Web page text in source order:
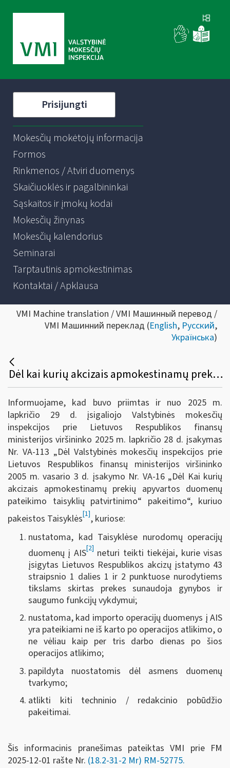
Prisijungti
Mokesčių mokėtojų informacija
Formos
Rinkmenos / Atviri duomenys
Skaičiuoklės ir pagalbininkai
Sąskaitos ir įmokų kodai
Mokesčių žinynas
Mokesčių kalendorius
Seminarai
Tarptautinis apmokestinimas
Kontaktai / Apklausa
VMI Machine translation / VMI Машинный перевод /
VMI Машинний переклад (English, Русский,
Українська)
Dėl kai kurių akcizais apmokestinamų prekių apyvartos duomenų pateikimo taisyklių pakeitimo
Informuojame, kad buvo priimtas ir nuo 2025 m.
lapkričio 29 d. įsigaliojo Valstybinės mokesčių
inspekcijos prie Lietuvos Respublikos finansų
ministerijos viršininko 2025 m. lapkričio 28 d. įsakymas
Nr. VA-113 „Dėl Valstybinės mokesčių inspekcijos prie
Lietuvos Respublikos finansų ministerijos viršininko
2005 m. vasario 3 d. įsakymo Nr. VA-16 „Dėl Kai kurių
akcizais apmokestinamų prekių apyvartos duomenų
pateikimo taisyklių patvirtinimo“ pakeitimo“, kuriuo
pakeistos Taisyklės[1], kuriose:
nustatoma, kad Taisyklėse nurodomų operacijų
duomenų į AIS[2] neturi teikti tiekėjai, kurie visas
įsigytas Lietuvos Respublikos akcizų įstatymo 43
straipsnio 1 dalies 1 ir 2 punktuose nurodytiems
tikslams skirtas prekes sunaudoja gynybos ir
saugumo funkcijų vykdymui;
nustatoma, kad importo operacijų duomenys į AIS
yra pateikiami ne iš karto po operacijos atlikimo, o
ne vėliau kaip per tris darbo dienas po šios
operacijos atlikimo;
papildyta nuostatomis dėl asmens duomenų
tvarkymo;
atlikti kiti techninio / redakcinio pobūdžio
pakeitimai.
Šis informacinis pranešimas pateiktas VMI prie FM
2025-12-01 rašte Nr. (18.2-31-2 Mr) RM-52775.